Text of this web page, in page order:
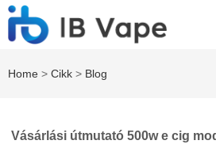
Home > Cikk > Blog
Vásárlási útmutató 500w e cig